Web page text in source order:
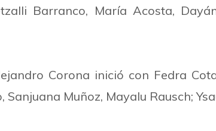
Barranco, María Acosta,
Corona inició con Fedra
Muñoz, Mayalu Rausch;